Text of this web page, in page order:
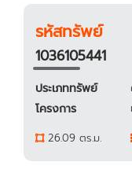
รหัสทรัพย์
1036105441
ประเภททรัพย์
โครงการ
26.09 ตร.ม.